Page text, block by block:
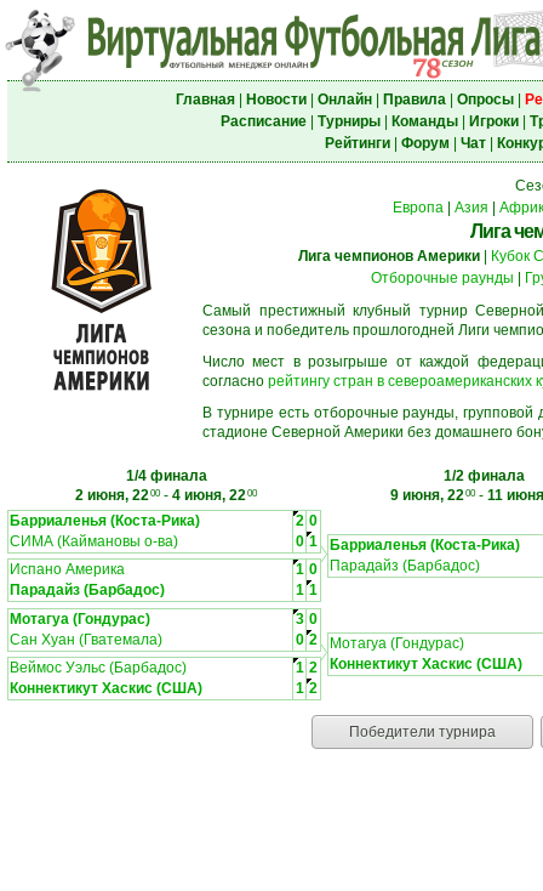
Главная| Новости| Онлайн| Правила| Опросы|
Расписание| Турниры| Команды| Игроки|
Рейтинги| Форум Чат|
Европа| Азия
Лига
Лига чемпионов Америки
Кубок
Отборочные раунды
Самый престижный клубный турнир
сезона и победитель прошлогодней Лиги
Число мест в розыгрыше от каждой
согласно рейтингу стран в североамериканских
В турнире есть отборочные раунды,
стадионе Северной Америки без домашнего
1/4 финала
2 июня, 2200- 4 июня, 2200
1/2 финала
9 июня, 2200- 11
Барриаленья (Коста-Рика)
2 0
СИМА (Каймановы о-ва)
0 1
Испано Америка
1 0
Парадайз (Барбадос)
1 1
Барриаленья (Коста-Рика)
Парадайз (Барбадос)
Мотагуа (Гондурас) 3 0
Сан Хуан (Гватемала)
0 2
Веймос Уэльс (Барбадос)
1 2
Коннектикут Хаскис (США)
1 2
Мотагуа (Гондурас)
Коннектикут Хаскис (США)
Победители турнира